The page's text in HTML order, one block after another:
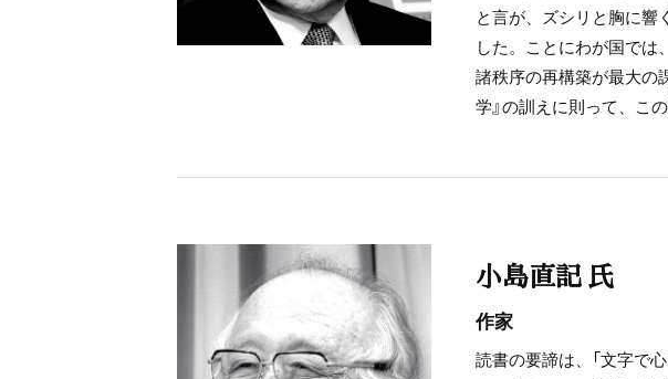
と言が、ズシリと胸に響
した。ことにわが国では
諸秩序の再構築が最大の
学』の訓えに則って、こ
小島直記 氏
作家
読書の要諦は、「文字で